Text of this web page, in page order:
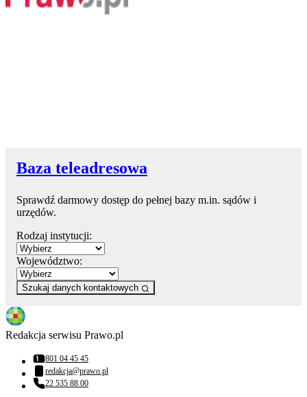
Baza teleadresowa
Sprawdź darmowy dostęp do pełnej bazy m.in. sądów i
urzędów.
Rodzaj instytucji:
Województwo:
Szukaj danych kontaktowych
Redakcja serwisu Prawo.pl
Numer telefonu:
801 04 45 45
Adres email:
redakcja@prawo.pl
Numer telefonu:
22 535 88 00